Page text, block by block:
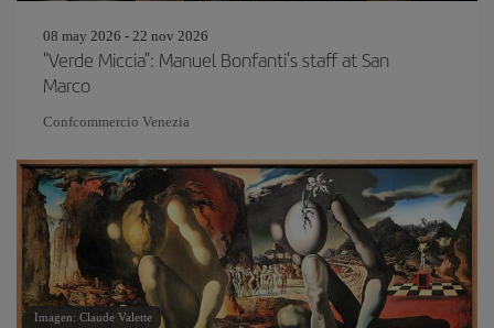
08 may 2026 - 22 nov 2026
"Verde Miccia": Manuel Bonfanti's staff at San
Marco
Confcommercio Venezia
Imagen: Claude Valette